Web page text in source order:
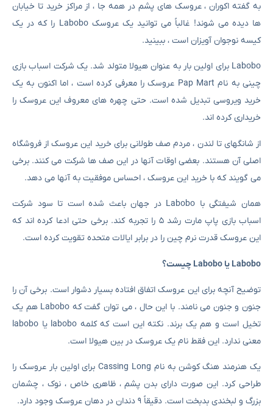
به گفته اکوران ، عروسک های پشم در همه جا ، از مراکز خرید تا خیابان
ها دیده می شوند! غالباً می توانید یک عروسک Labobo را که در یک
کیسه نوجوان آویزان است ، ببینید.
Labobo برای اولین بار به عنوان هیولا متولد شد. یک شرکت اسباب بازی
چینی به نام Pap Mart عروسک را معرفی کرده است ، اما اکنون به یک
خرید ویروسی تبدیل شده است. حتی چهره های معروف این عروسک را
خریداری کرده اند.
از شانگهای تا لندن ، مردم صف طولانی برای خرید این عروسک از فروشگاه
اصلی آن هستند. بعضی اوقات آنها در این صف ها شرکت می کنند. برخی
می گویند که با خرید این عروسک ، احساس موفقیت به آنها می دهد.
همان شیفتگی با Labobo در جهان باعث شده است تا سود شرکت
اسباب بازی پاپ مارت رشد ۵ را تجربه کند. برخی حتی ادعا کرده اند که
این عروسک قدرت نرم چین را در برابر ایالات متحده تقویت کرده است.
Labobo یا Labobo چیست؟
توضیح آنچه برای این عروسک اتفاق افتاده بسیار دشوار است. برخی آن را
جنون و جنون می نامند. با این حال ، می توان گفت که Labobo هم یک
تخیل است و هم یک برند. نکته این است که کلمه labobo یا labobo
معنی ندارد. این فقط نام یک عروسک در بین هیولا است.
یک هنرمند هنگ کوشن به نام Cassing Long برای اولین بار عروسک را
طراحی کرد. این صورت دارای بدن پشم ، ظاهری خاص ، نوک ، چشمان
بزرگ و لبخندی بدبخت است. دقیقاً ۹ دندان در دهان عروسک وجود دارد.